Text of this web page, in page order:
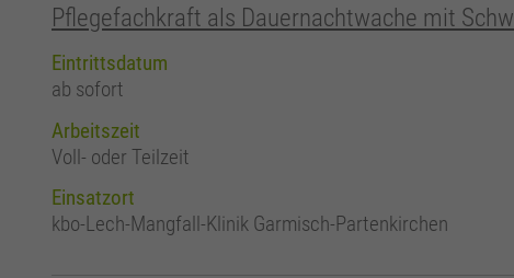
Pflegefachkraft als Dauernachtwache mit
Eintrittsdatum
ab sofort
Arbeitszeit
Voll- oder Teilzeit
Einsatzort
kbo-Lech-Mangfall-Klinik Garmisch-Partenkirchen